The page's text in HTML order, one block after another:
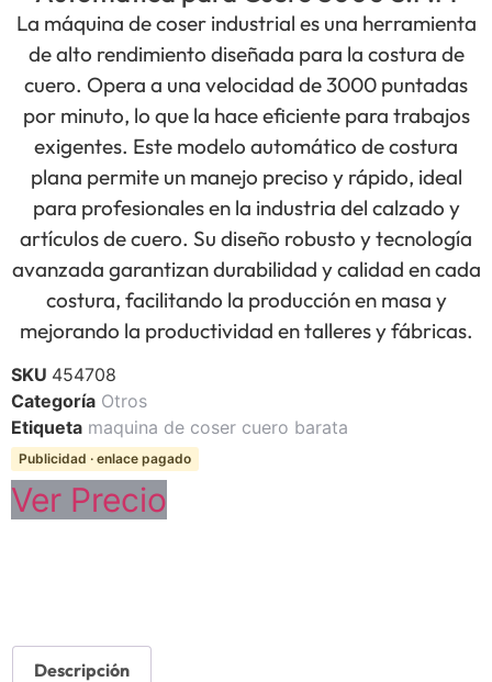
La máquina de coser industrial es una herramienta
de alto rendimiento diseñada para la costura de
cuero. Opera a una velocidad de 3000 puntadas
por minuto, lo que la hace eficiente para trabajos
exigentes. Este modelo automático de costura
plana permite un manejo preciso y rápido, ideal
para profesionales en la industria del calzado y
artículos de cuero. Su diseño robusto y tecnología
avanzada garantizan durabilidad y calidad en cada
costura, facilitando la producción en masa y
mejorando la productividad en talleres y fábricas.
SKU 454708
Categoría Otros
Etiqueta maquina de coser cuero barata
Publicidad · enlace pagado
Ver Precio
Descripción